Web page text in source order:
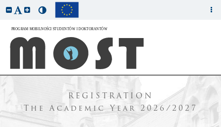
REGISTRATION
The Academic Year 2026/2027